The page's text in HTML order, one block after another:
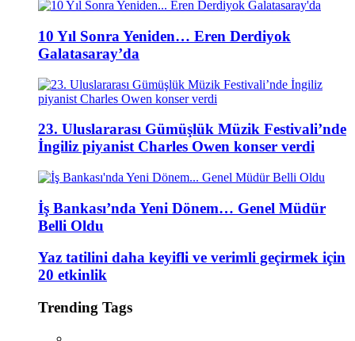
10 Yıl Sonra Yeniden… Eren Derdiyok
Galatasaray’da
23. Uluslararası Gümüşlük Müzik Festivali’nde
İngiliz piyanist Charles Owen konser verdi
İş Bankası’nda Yeni Dönem… Genel Müdür
Belli Oldu
Yaz tatilini daha keyifli ve verimli geçirmek için
20 etkinlik
Trending Tags